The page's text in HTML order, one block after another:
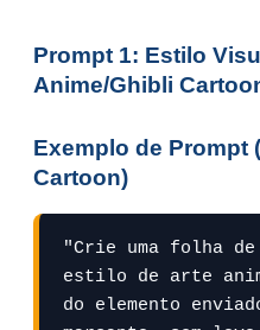
Prompt 1: Estilo
Anime/Ghibli
Exemplo de Prompt
Cartoon)
"Crie uma folha
estilo de arte
do elemento